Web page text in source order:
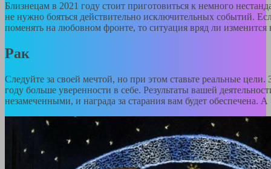
Близнецам в 2021 году стоит приготовиться к немного
не нужно бояться действительно исключительных событий.
поменять на любовном фронте, то ситуация вряд ли
Рак
Следуйте за своей мечтой, но при этом ставьте реальные
году больше уверенности в себе. Результаты вашей
незамеченными, и награда за старания вам будет обеспечена.